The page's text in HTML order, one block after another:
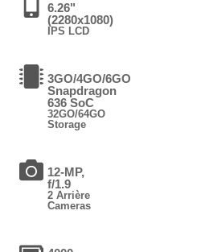
6.26"
(2280x1080)
IPS LCD
3GO/4GO/6GO
Snapdragon
636 SoC
32GO/64GO
Storage
12-MP,
f/1.9
2 Arrière
Cameras